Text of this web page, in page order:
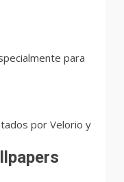
para
por Velorio y